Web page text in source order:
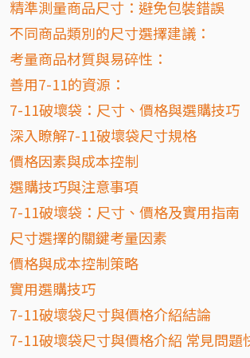
精準測量商品尺寸：避免包裝錯誤
不同商品類別的尺寸選擇建議：
考量商品材質與易碎性：
善用7-11的資源：
7-11破壞袋：尺寸、價格與選購技巧
深入瞭解7-11破壞袋尺寸規格
價格因素與成本控制
選購技巧與注意事項
7-11破壞袋：尺寸、價格及實用指南
尺寸選擇的關鍵考量因素
價格與成本控制策略
實用選購技巧
7-11破壞袋尺寸與價格介紹結論
7-11破壞袋尺寸與價格介紹 常見問題